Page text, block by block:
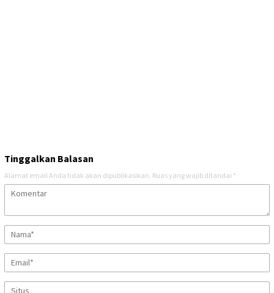
Tinggalkan Balasan
Alamat email Anda tidak akan dipublikasikan. Ruas yang wajib ditandai *